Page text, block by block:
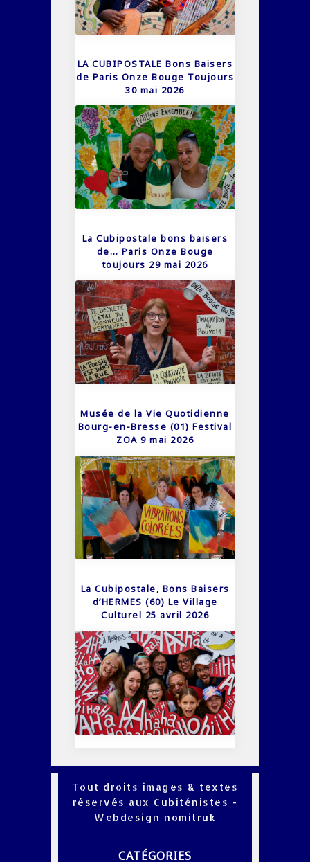
LA CUBIPOSTALE Bons Baisers
de Paris Onze Bouge Toujours
30 mai 2026
La Cubipostale bons baisers
de… Paris Onze Bouge
toujours 29 mai 2026
Musée de la Vie Quotidienne
Bourg-en-Bresse (01) Festival
ZOA 9 mai 2026
La Cubipostale, Bons Baisers
d’HERMES (60) Le Village
Culturel 25 avril 2026
Tout droits images & textes
réservés aux Cubiténistes -
Webdesign nomitruk
CATÉGORIES